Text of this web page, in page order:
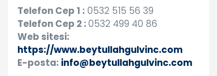
Telefon Cep 1 : 0532 515 56 39
Telefon Cep 2 :0532 499 40 86
Web sitesi:
https://www.beytullahgulvinc.com
E-posta: info@beytullahgulvinc.com